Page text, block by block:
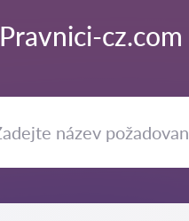
Pravnici-cz.com